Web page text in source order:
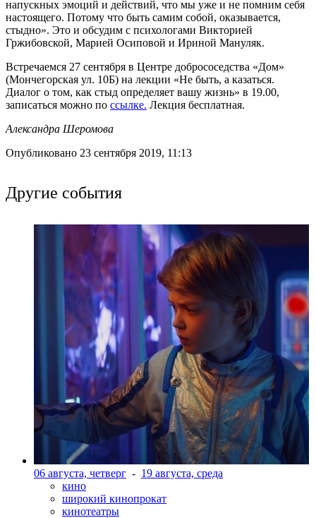
напускных эмоций и действий, что мы уже и не помним себя
настоящего. Потому что быть самим собой, оказывается,
стыдно». Это и обсудим с психологами Викторией
Гржибовской, Марией Осиповой и Ириной Мануляк.
Встречаемся 27 сентября в Центре добрососедства «Дом»
(Мончегорская ул. 10Б) на лекции «Не быть, а казаться.
Диалог о том, как стыд определяет вашу жизнь» в 19.00,
записаться можно по ссылке. Лекция бесплатная.
Александра Шеромова
Опубликовано 23 сентября 2019, 11:13
Другие события
06 августа, четверг - 19 августа, среда
кино
широкий кинопрокат
кинотеатры